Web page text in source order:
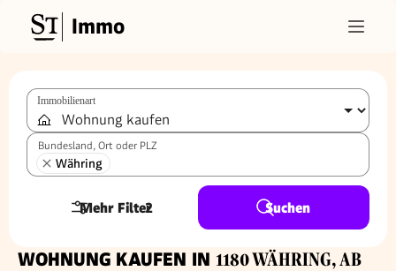
Immo
Immobilienart
Bundesland, Ort oder PLZ
Währing
Mehr Filter
2 Suchen
WOHNUNG KAUFEN IN 1180 WÄHRING, AB